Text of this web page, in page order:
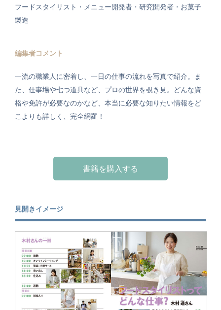
フードスタイリスト・メニュー開発者・研究開発者・お菓子
製造
編集者コメント
一流の職業人に密着し、一日の仕事の流れを写真で紹介。ま
た、仕事場や七つ道具など、プロの世界を覗き見。どんな資
格や免許が必要なのかなど、本当に必要な知りたい情報をど
こよりも詳しく、完全網羅！
書籍を購入する
見開きイメージ